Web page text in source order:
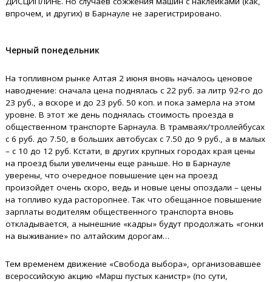
впрочем, и других) в Барнауле не зарегистрировано.
Черный понедельник
На топливном рынке Алтая 2 июня вновь началось ценовое
наводнение: сначала цена поднялась с 22 руб. за литр 92-го до
23 руб., а вскоре и до 23 руб. 50 коп. и пока замерла на этом
уровне. В этот же день поднялась стоимость проезда в
общественном транспорте Барнаула. В трамваях/троллейбусах
с 6 руб. до 7.50, в больших автобусах с 7.50 до 9 руб., а в малых
– с 10 до 12 руб. Кстати, в других крупных городах края цены
на проезд были увеличены еще раньше. Но в Барнауле
уверены, что очередное повышение цен на проезд
произойдет очень скоро, ведь и новые цены опоздали – цены
на топливо куда расторопнее. Так что обещанное повышение
зарплаты водителям общественного транспорта вновь
откладывается, а нынешние «кадры» будут продолжать «гонки
на выживание» по алтайским дорогам…
Тем временем движение «Свобода выбора», организовавшее
всероссийскую акцию «Марш пустых канистр» (по сути,